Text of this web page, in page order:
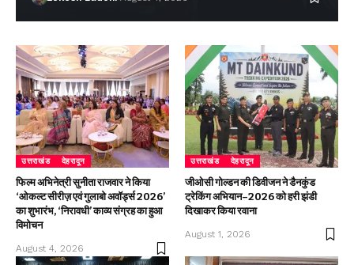
उत्तराखंड देहरादून
फिल्म अभिनेत्री सुनीता राजवार ने किया
‘ओकल्ट सीरीज़ एवं गुलाबो अवॉर्ड्स 2026’
का शुभारंभ, ‘निरावधी’ काव्य संग्रह का हुआ
विमोचन
August 4, 2026
उत्तराखंड देहरादून
जीओसी गोल्डन की डिवीजन ने डैनकुंड
ट्रेकिंग अभियान–2026 को हरी झंडी
दिखाकर किया रवाना
August 1, 2026